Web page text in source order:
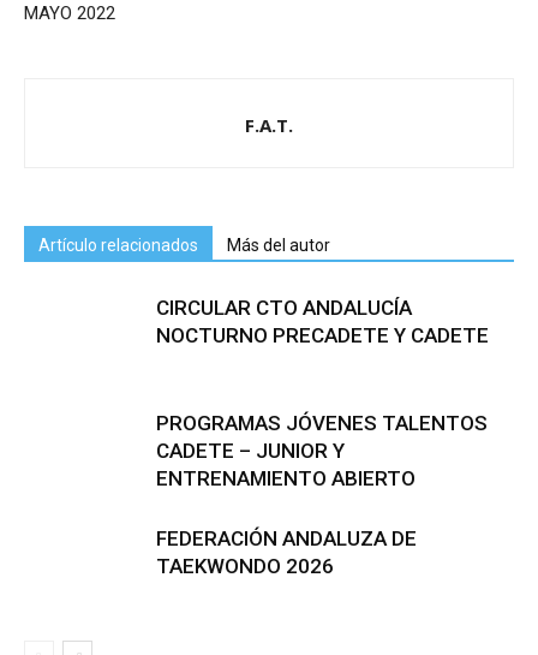
MAYO 2022
F.A.T.
Artículo relacionados Más del autor
CIRCULAR CTO ANDALUCÍA
NOCTURNO PRECADETE Y CADETE
PROGRAMAS JÓVENES TALENTOS
CADETE – JUNIOR Y
ENTRENAMIENTO ABIERTO
FEDERACIÓN ANDALUZA DE
TAEKWONDO 2026